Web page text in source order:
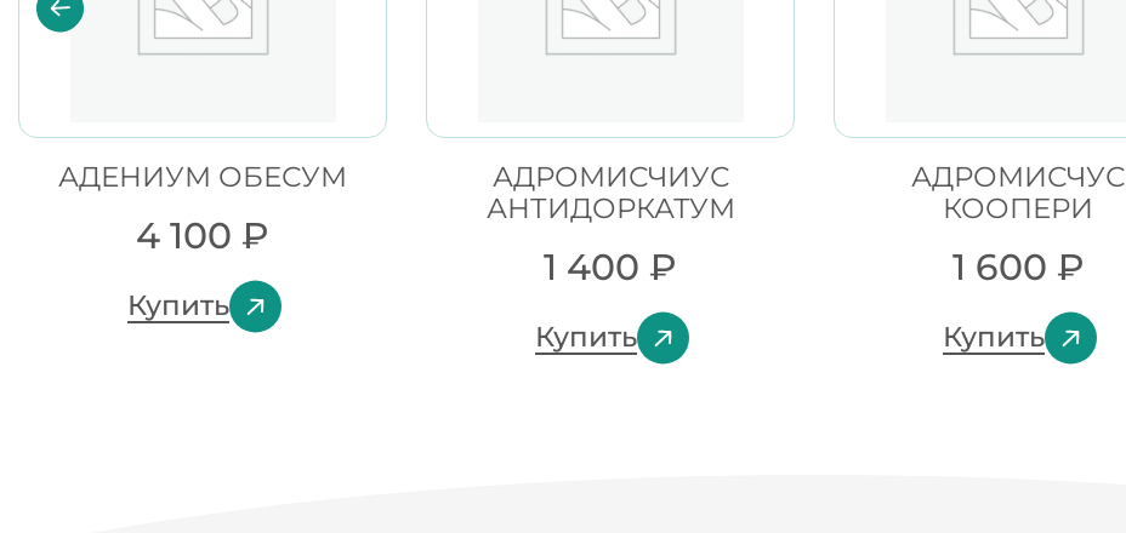
АДЕНИУМ ОБЕСУМ
4 100 ₽
Купить
АДРОМИСЧИУС
АНТИДОРКАТУМ
1 400 ₽
Купить
АДРОМИСЧУС
КООПЕРИ
1 600 ₽
Купить